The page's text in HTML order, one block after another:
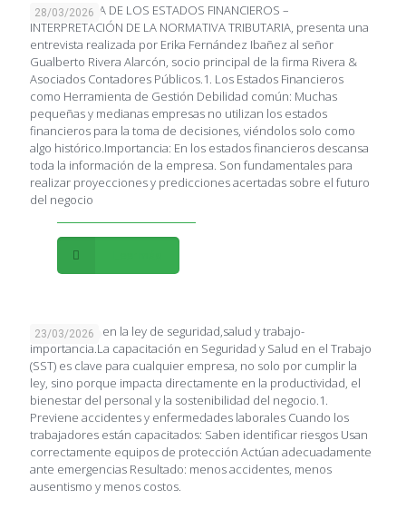
28/03/2026
IMPORTANCIA DE LOS ESTADOS FINANCIEROS –
INTERPRETACIÓN DE LA NORMATIVA TRIBUTARIA, presenta una
entrevista realizada por Erika Fernández Ibañez al señor
Gualberto Rivera Alarcón, socio principal de la firma Rivera &
Asociados Contadores Públicos.1. Los Estados Financieros
como Herramienta de Gestión Debilidad común: Muchas
pequeñas y medianas empresas no utilizan los estados
financieros para la toma de decisiones, viéndolos solo como
algo histórico.Importancia: En los estados financieros descansa
toda la información de la empresa. Son fundamentales para
realizar proyecciones y predicciones acertadas sobre el futuro
del negocio
23/03/2026
Capacitación en la ley de seguridad,salud y trabajo-
importancia.La capacitación en Seguridad y Salud en el Trabajo
(SST) es clave para cualquier empresa, no solo por cumplir la
ley, sino porque impacta directamente en la productividad, el
bienestar del personal y la sostenibilidad del negocio.1.
Previene accidentes y enfermedades laborales Cuando los
trabajadores están capacitados: Saben identificar riesgos Usan
correctamente equipos de protección Actúan adecuadamente
ante emergencias Resultado: menos accidentes, menos
ausentismo y menos costos.